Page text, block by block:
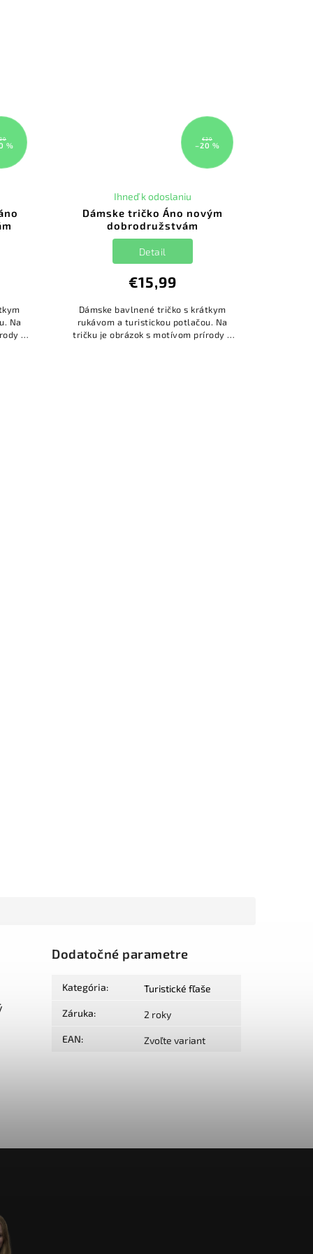
%
Na
a
€20
–20 %
Dámske tričko Áno novým
dobrodružstvám
Ihneď k odoslaniu
€15,99
Detail
Dámske bavlnené tričko s krátkym
rukávom a turistickou potlačou. Na
tričku je obrázok s motívom prírody a
Dodatočné parametre
Kategória: Turistické fľaše
Záruka: 2 roky
EAN: Zvoľte variant